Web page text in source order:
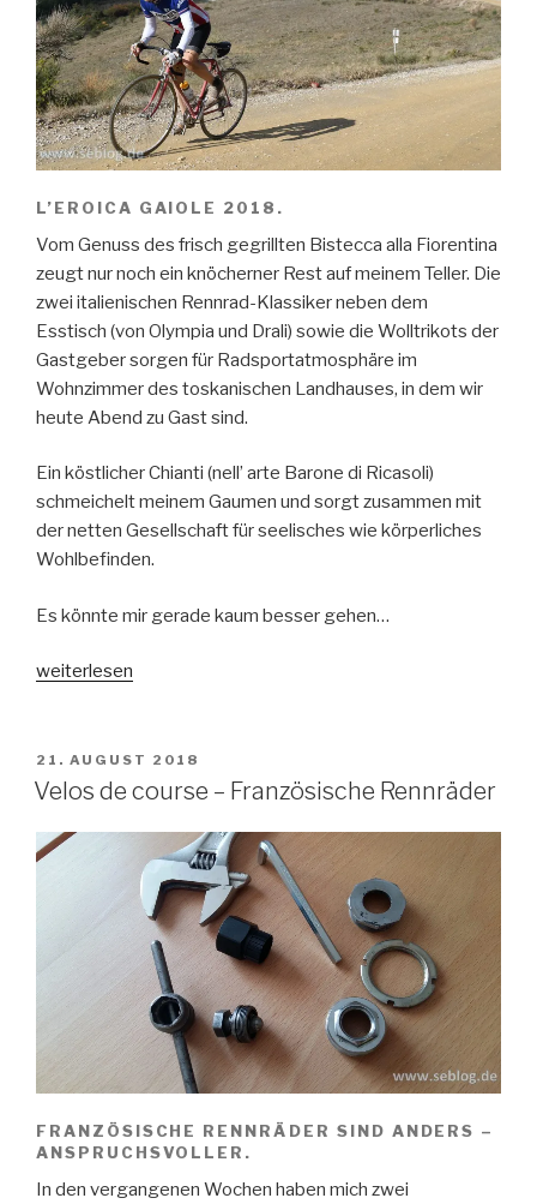
L’EROICA GAIOLE 2018.
Vom Genuss des frisch gegrillten Bistecca alla Fiorentina
zeugt nur noch ein knöcherner Rest auf meinem Teller. Die
zwei italienischen Rennrad-Klassiker neben dem
Esstisch (von Olympia und Drali) sowie die Wolltrikots der
Gastgeber sorgen für Radsportatmosphäre im
Wohnzimmer des toskanischen Landhauses, in dem wir
heute Abend zu Gast sind.
Ein köstlicher Chianti (nell’ arte Barone di Ricasoli)
schmeichelt meinem Gaumen und sorgt zusammen mit
der netten Gesellschaft für seelisches wie körperliches
Wohlbefinden.
Es könnte mir gerade kaum besser gehen…
„Wir
in
Gaiole“
weiterlesen
VERÖFFENTLICHT
AM
21. AUGUST 2018
Velos de course – Französische Rennräder
FRANZÖSISCHE RENNRÄDER SIND ANDERS –
ANSPRUCHSVOLLER.
In den vergangenen Wochen haben mich zwei